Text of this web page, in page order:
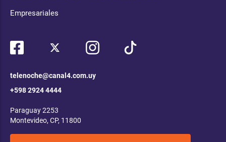
Empresariales
telenoche@canal4.com.uy
+598 2924 4444
Paraguay 2253
Montevideo, CP, 11800